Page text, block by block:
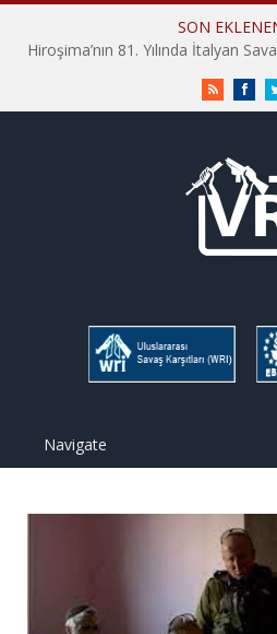
SON
RSS
Navigate